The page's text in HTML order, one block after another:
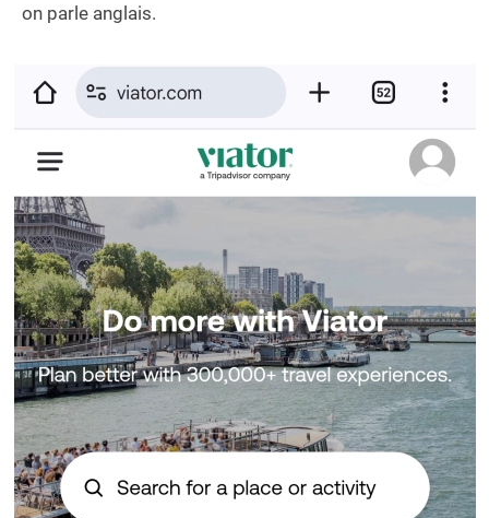
on parle anglais.